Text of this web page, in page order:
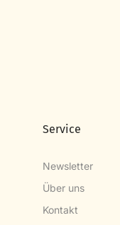
Service
Newsletter
Über uns
Kontakt